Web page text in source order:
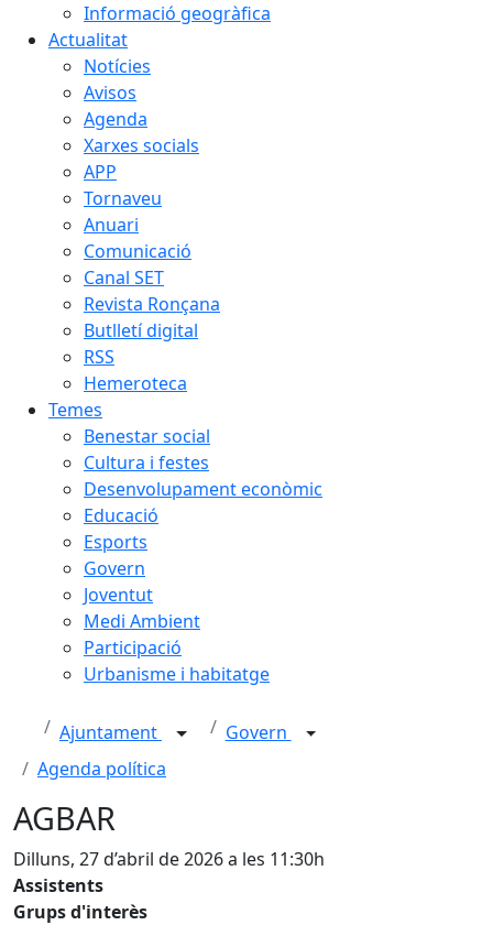
Informació geogràfica
Actualitat
Notícies
Avisos
Agenda
Xarxes socials
APP
Tornaveu
Anuari
Comunicació
Canal SET
Revista Ronçana
Butlletí digital
RSS
Hemeroteca
Temes
Benestar social
Cultura i festes
Desenvolupament econòmic
Educació
Esports
Govern
Joventut
Medi Ambient
Participació
Urbanisme i habitatge
Ajuntament
Govern
Agenda política
AGBAR
Dilluns, 27 d’abril de 2026 a les 11:30h
Assistents
Grups d'interès